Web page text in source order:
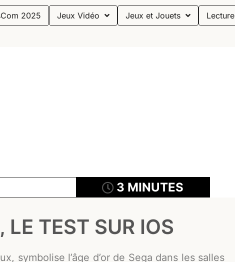
2025 Jeux Vidéo Jeux et Jouets Lecture
3 MINUTES
TEST SUR IOS
symbolise l’âge d’or de Sega dans les salles